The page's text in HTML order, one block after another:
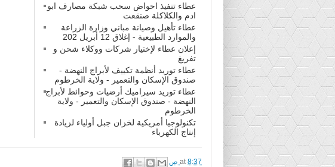
عطاء تنفيذ احواض سحب شبكة مصارف ابو
ادم والكلاكلة صنقعت
عطاء تأهيل وصيانة مباني وزارة الزراعة
والموارد الطبيعية - إغلاق 12 أبريل 202
إعلان عطاء لإختيار شركات ووكلاء شحن و
تفريغ
عطاء توريد أنظمة تكييف لأبراج النهضة -
صندوق الإسكان والتعمير - ولاية الخرطوم
عطاء توريد سيراميك أرضيات وحوائط لأبراج
النهضة - صندوق الإسكان والتعمير - ولاية
الخرطوم
تكنولوجيا أمريكية لخزان جبل أولياء لزيادة
إنتاج الكهرباء
at8:37 ص